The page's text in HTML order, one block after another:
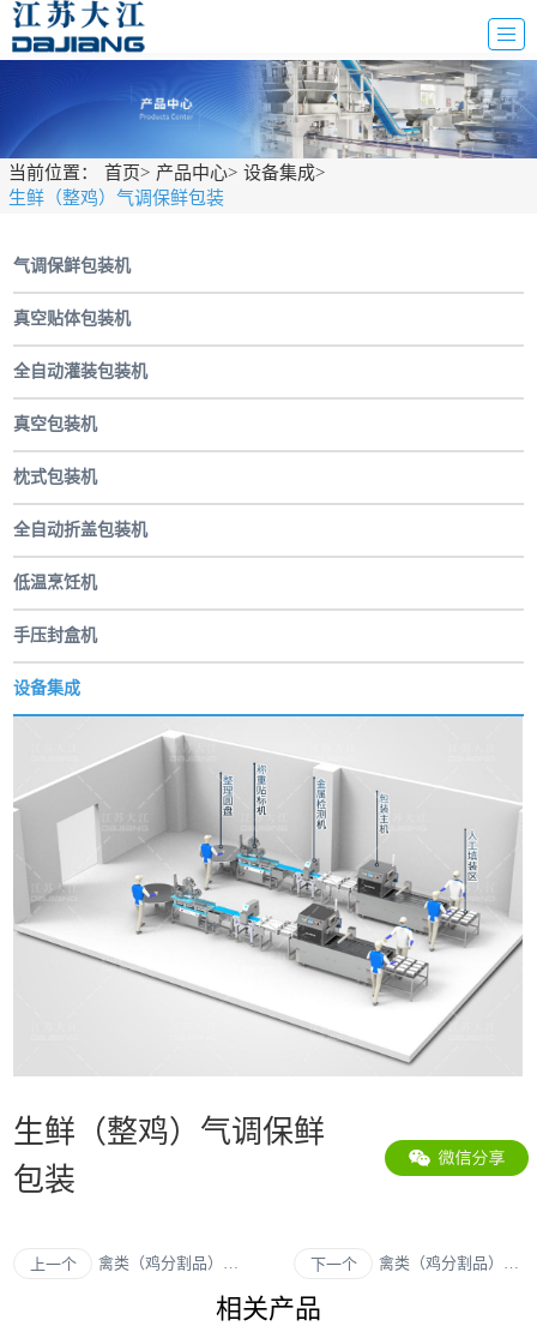
当前位置： 首页> 产品中心> 设备集成>
生鲜（整鸡）气调保鲜包装
气调保鲜包装机
真空贴体包装机
全自动灌装包装机
真空包装机
枕式包装机
全自动折盖包装机
低温烹饪机
手压封盒机
设备集成
生鲜（整鸡）气调保鲜
包装
上一个
禽类（鸡分割品）产
下一个
禽类（鸡分割品）气
相关产品